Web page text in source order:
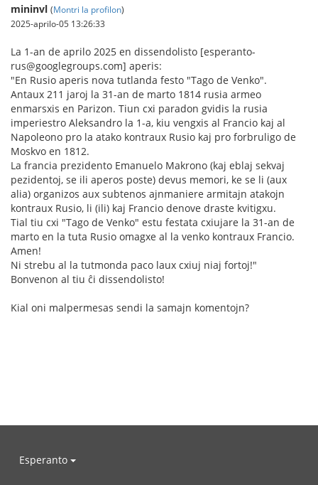
mininvl (Montri la profilon)
2025-aprilo-05 13:26:33
La 1-an de aprilo 2025 en dissendolisto [esperanto-
rus@googlegroups.com] aperis:
"En Rusio aperis nova tutlanda festo "Tago de Venko".
Antaux 211 jaroj la 31-an de marto 1814 rusia armeo
enmarsxis en Parizon. Tiun cxi paradon gvidis la rusia
imperiestro Aleksandro la 1-a, kiu vengxis al Francio kaj al
Napoleono pro la atako kontraux Rusio kaj pro forbruligo de
Moskvo en 1812.
La francia prezidento Emanuelo Makrono (kaj eblaj sekvaj
pezidentoj, se ili aperos poste) devus memori, ke se li (aux
alia) organizos aux subtenos ajnmaniere armitajn atakojn
kontraux Rusio, li (ili) kaj Francio denove draste kvitigxu.
Tial tiu cxi "Tago de Venko" estu festata cxiujare la 31-an de
marto en la tuta Rusio omagxe al la venko kontraux Francio.
Amen!
Ni strebu al la tutmonda paco laux cxiuj niaj fortoj!"
Bonvenon al tiu ĉi dissendolisto!
Kial oni malpermesas sendi la samajn komentojn?
Esperanto